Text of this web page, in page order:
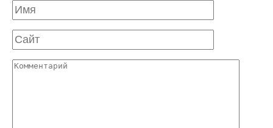
Имя
Сайт
Комментарий